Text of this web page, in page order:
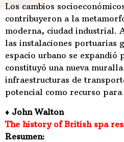
Los cambios
contribuyeron a la
moderna, ciudad industrial.
las instalaciones portuarias
espacio urbano se
constituyó una nueva
infraestructuras de
potencial como recurso
♦ John Walton
The history of British spa
Resumen: